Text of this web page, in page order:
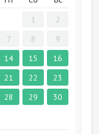
1
2
7 8
9
14 15
16
21 22
23
28 29
30